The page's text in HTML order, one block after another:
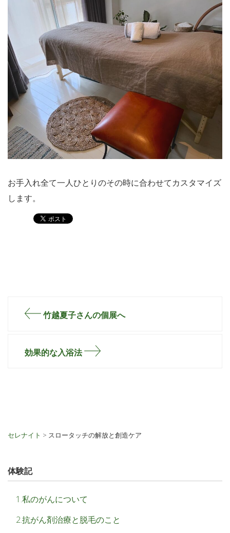
お手入れ全て一人ひとりのその時に合わせてカスタマイズ
します。
竹越夏子さんの個展へ
効果的な入浴法
セレナイト > スロータッチの解放と創造ケア
体験記
1.私のがんについて
2.抗がん剤治療と脱毛のこと